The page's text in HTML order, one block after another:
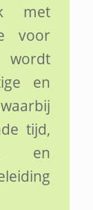
met
voor
en
tijd,
en